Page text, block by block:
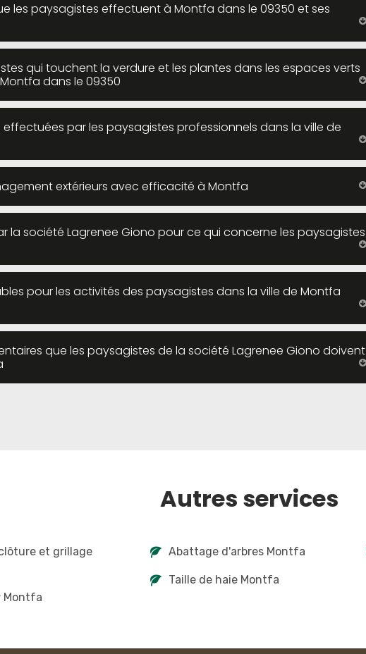
les paysagistes effectuent à Montfa dans le 09350 et ses
qui touchent la verdure et les plantes dans les espaces verts
dans le 09350
par les paysagistes professionnels dans la ville de
extérieurs avec efficacité à Montfa
la société Lagrenee Giono pour ce qui concerne les paysagistes
pour les activités des paysagistes dans la ville de Montfa
que les paysagistes de la société Lagrenee Giono doivent
Autres services
et grillage
Montfa
Abattage d'arbres Montfa
Taille de haie Montfa